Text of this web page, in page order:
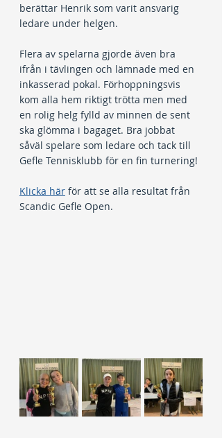
berättar Henrik som varit ansvarig
ledare under helgen.
Flera av spelarna gjorde även bra
ifrån i tävlingen och lämnade med en
inkasserad pokal. Förhoppningsvis
kom alla hem riktigt trötta men med
en rolig helg fylld av minnen de sent
ska glömma i bagaget. Bra jobbat
såväl spelare som ledare och tack till
Gefle Tennisklubb för en fin turnering!
Klicka här för att se alla resultat från
Scandic Gefle Open.